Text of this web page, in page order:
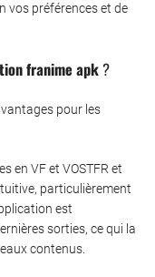
vos préférences et de
franime apk?
pour les
en VF et VOSTFR et
particulièrement
est
sorties, ce qui la
contenus.